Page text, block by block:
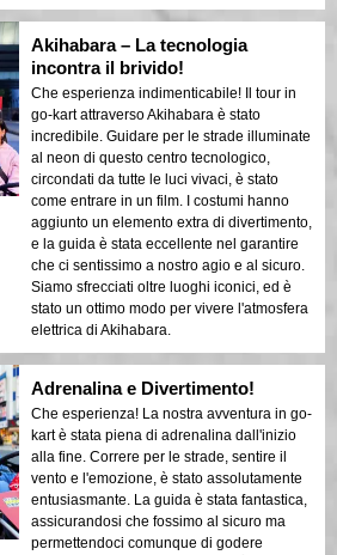
Akihabara – La tecnologia
incontra il brivido!
Che esperienza indimenticabile! Il tour in
go-kart attraverso Akihabara è stato
incredibile. Guidare per le strade illuminate
al neon di questo centro tecnologico,
circondati da tutte le luci vivaci, è stato
come entrare in un film. I costumi hanno
aggiunto un elemento extra di divertimento,
e la guida è stata eccellente nel garantire
che ci sentissimo a nostro agio e al sicuro.
Siamo sfrecciati oltre luoghi iconici, ed è
stato un ottimo modo per vivere l'atmosfera
elettrica di Akihabara.
Adrenalina e Divertimento!
Che esperienza! La nostra avventura in go-
kart è stata piena di adrenalina dall'inizio
alla fine. Correre per le strade, sentire il
vento e l'emozione, è stato assolutamente
entusiasmante. La guida è stata fantastica,
assicurandosi che fossimo al sicuro ma
permettendoci comunque di godere